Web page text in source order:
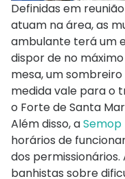
Definidas em
atuam na área, as
ambulante terá um
dispor de no
mesa, um
medida vale para o
o Forte de Santa
Além disso, aSemop
horários de
dos
banhistas sobre